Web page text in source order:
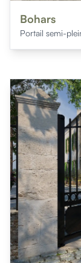
Bohars
Portail semi-